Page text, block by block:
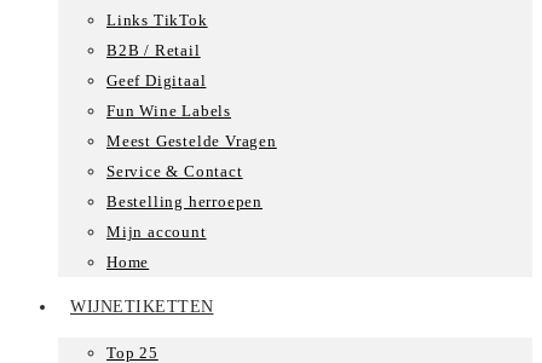
Links TikTok
B2B / Retail
Geef Digitaal
Fun Wine Labels
Meest Gestelde Vragen
Service & Contact
Bestelling herroepen
Mijn account
Home
WIJNETIKETTEN
Top 25